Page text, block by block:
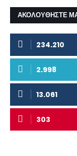
ΑΚΟΛΟΥΘΗΣΤΕ
234.210
2.998
13.061
303